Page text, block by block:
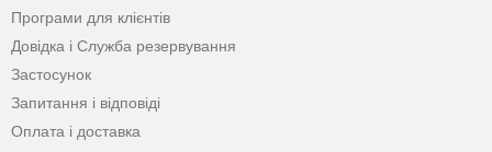
Програми для клієнтів
Довідка і Служба резервування
Застосунок
Запитання і відповіді
Оплата і доставка